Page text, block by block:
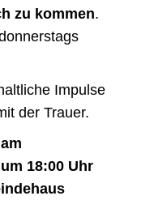
zu kommen.
Impulse
der Trauer.
18:00 Uhr